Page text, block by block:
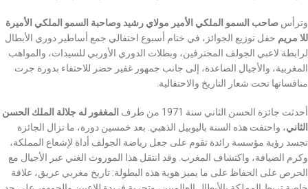
وترأس صاحب السمو الملكي الأمير مولاي رشيد وصاحبة السمو الملكي الأميرة
للا مريم حفل توزيع الجوائز، في ختام أسبوع احتفالي جمع أساطير دوري الأبطال
لرابطة لاعبي الجولف المحترفين، وبطلات الدوري الأوربي للسيدات، والمواهب
المغربية، والأجيال الصاعدة، إلى جانب جمهور غفير حضر للاحتفاء بدورة جرت
منافساتها تحت شعار التاريخ والاحتفالية.
أحدثت جائزة الحسن الثاني سنة 1971 من طرف
المغفور له جلالة الملك الحسن
الثاني، واحتفت هذه السنة باليوبيل الذهبي. بعد خمسين دورة، ما تزال الجائزة
تجسد رؤية مؤسسة رائدة تقوم على جعل رياضة الجولف أداة لإشعاع المملكة،
وكرم الضيافة، واكتشاف المغرب. وقد انتقل هذا الموروث الغني عبر الأجيال مع
الحرص على الحفاظ على ما يميز هوية هذه البطولة: تاريخ مغربي عريق، علاقة